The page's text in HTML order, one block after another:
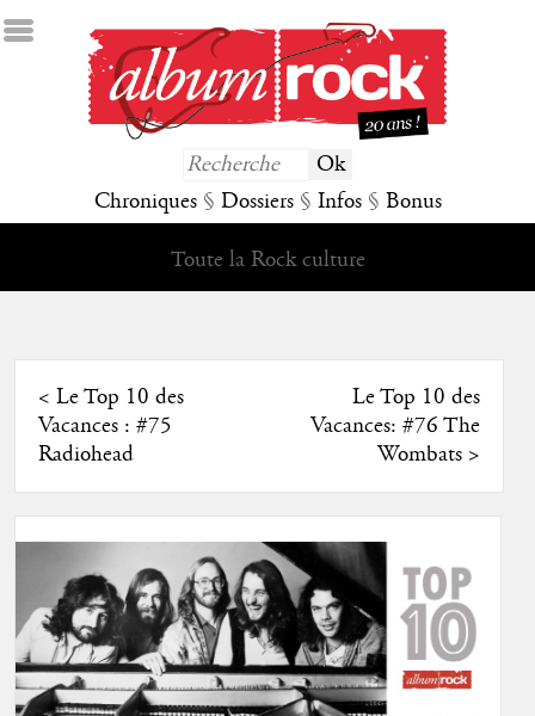
Chroniques § Dossiers § Infos § Bonus
Toute la Rock culture
< Le Top 10 des
Vacances : #75
Radiohead
Le Top 10 des
Vacances: #76 The
Wombats>